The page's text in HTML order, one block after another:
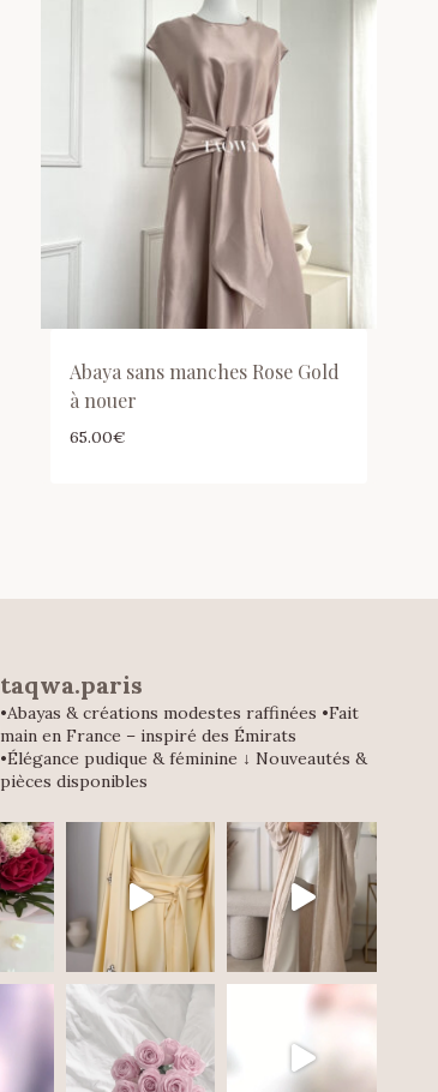
Abaya sans manches Rose Gold
à nouer
65.00€
taqwa.paris
•Abayas & créations modestes raffinées •Fait
main en France – inspiré des Émirats
•Élégance pudique & féminine ↓ Nouveautés &
pièces disponibles